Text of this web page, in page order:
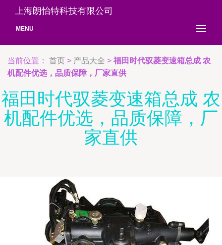
上海朗怡特科技有限公司
MENU
当前位置： 首页 > 产品大全 > 福田时代驭菱变速箱总成 农
机配件优选，品质保障，厂家直供
福田时代驭菱变速箱总成 农
机配件优选，品质保障，厂
家直供